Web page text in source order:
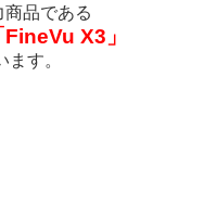
商品である
FineVu X3」
す。